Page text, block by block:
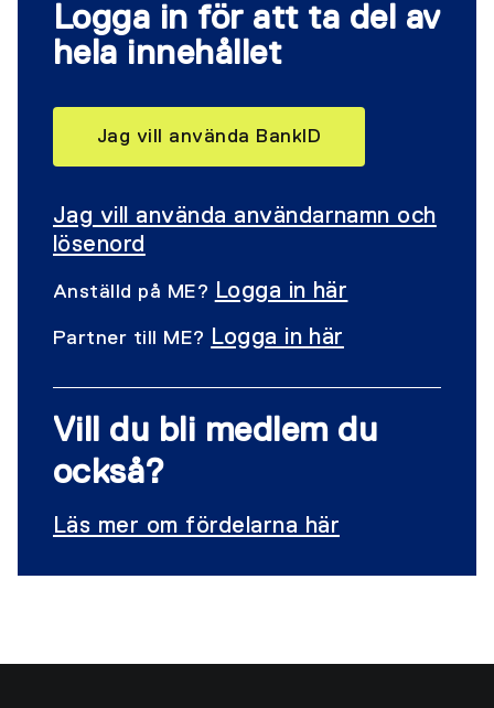
Logga in för att ta del av
hela innehållet
Jag vill använda BankID
Jag vill använda användarnamn och
lösenord
Anställd på ME? Logga in här
Partner till ME? Logga in här
Vill du bli medlem du
också?
Läs mer om fördelarna här